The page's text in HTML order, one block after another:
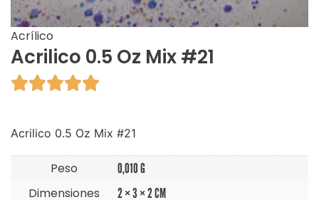
Acrílico
Acrilico 0.5 Oz Mix #21

Acrilico 0.5 Oz Mix #21
Peso 0,010 G
Dimensiones 2 × 3 × 2 CM